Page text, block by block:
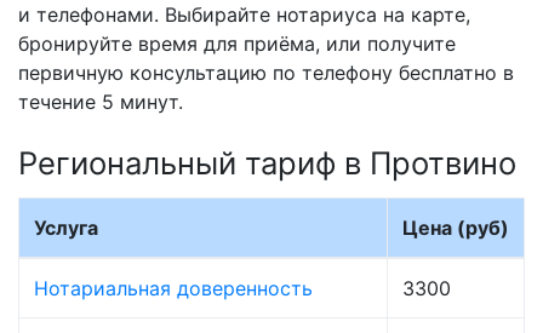
и телефонами. Выбирайте нотариуса на карте,
бронируйте время для приёма, или получите
первичную консультацию по телефону бесплатно в
течение 5 минут.
Региональный тариф в Протвино
Услуга Цена (руб)
Нотариальная доверенность 3300